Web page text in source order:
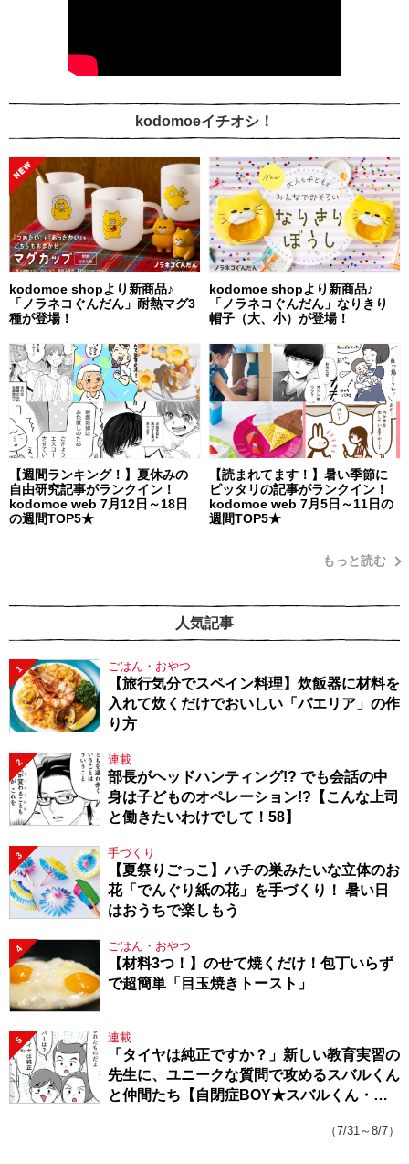
kodomoeイチオシ！
kodomoe shopより新商品♪
「ノラネコぐんだん」耐熱マグ3
種が登場！
kodomoe shopより新商品♪
「ノラネコぐんだん」なりきり
帽子（大、小）が登場！
【週間ランキング！】夏休みの
自由研究記事がランクイン！
kodomoe web 7月12日～18日
の週間TOP5★
【読まれてます！】暑い季節に
ピッタリの記事がランクイン！
kodomoe web 7月5日～11日の
週間TOP5★
もっと読む
人気記事
1 ごはん・おやつ
【旅行気分でスペイン料理】炊飯器に材料を
入れて炊くだけでおいしい「パエリア」の作
り方
2 連載
部長がヘッドハンティング!? でも会話の中
身は子どものオペレーション!?【こんな上司
と働きたいわけでして！58】
3 手づくり
【夏祭りごっこ】ハチの巣みたいな立体のお
花「でんぐり紙の花」を手づくり！ 暑い日
はおうちで楽しもう
4 ごはん・おやつ
【材料3つ！】のせて焼くだけ！包丁いらず
で超簡単「目玉焼きトースト」
5 連載
「タイヤは純正ですか？」新しい教育実習の
先生に、ユニークな質問で攻めるスバルくん
と仲間たち【自閉症BOY★スバルくん・
（7/31～8/7）